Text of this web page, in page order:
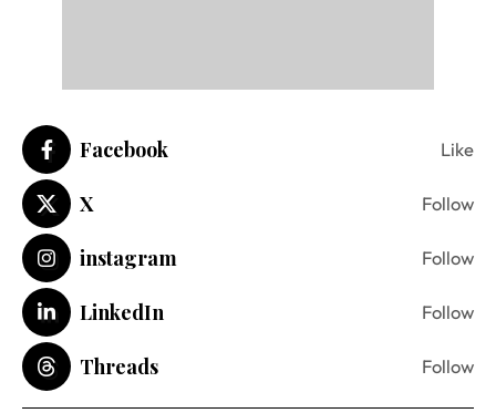
Facebook Like
X Follow
instagram Follow
LinkedIn Follow
Threads Follow